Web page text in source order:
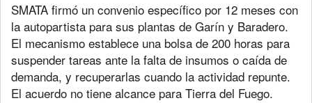
SMATA firmó un convenio específico por 12 meses con
la autopartista para sus plantas de Garín y Baradero.
El mecanismo establece una bolsa de 200 horas para
suspender tareas ante la falta de insumos o caída de
demanda, y recuperarlas cuando la actividad repunte.
El acuerdo no tiene alcance para Tierra del Fuego.